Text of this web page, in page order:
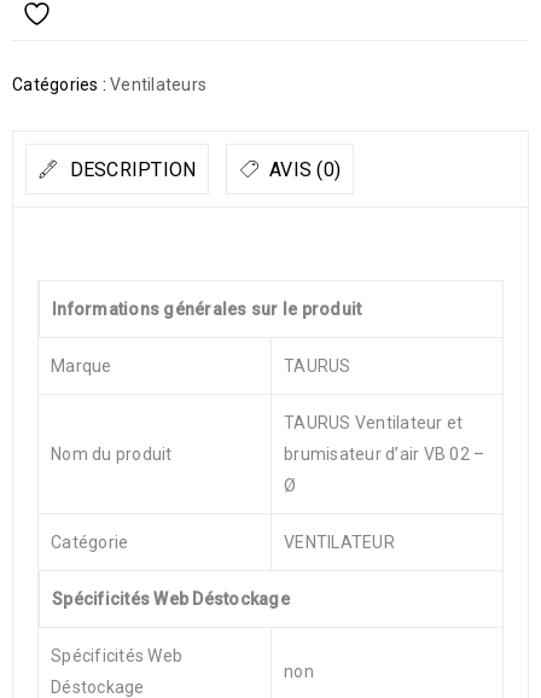
Catégories : Ventilateurs
DESCRIPTION AVIS (0)
Informations générales sur le produit
Marque TAURUS
Nom du produit
TAURUS Ventilateur et
brumisateur d’air VB 02 –
Ø
Catégorie VENTILATEUR
Spécificités Web Déstockage
Spécificités Web
Déstockage
non